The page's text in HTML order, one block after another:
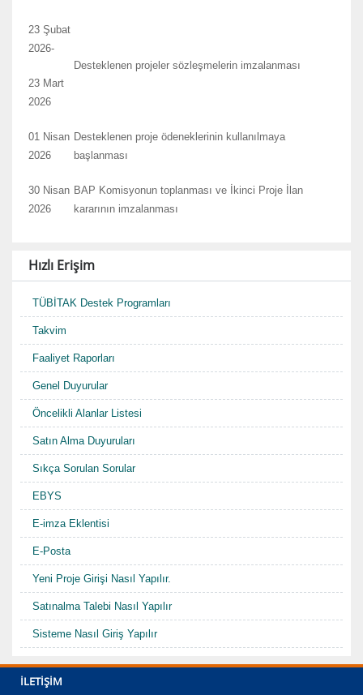
23 Şubat
2026-
23 Mart
2026
Desteklenen projeler sözleşmelerin imzalanması
01 Nisan
2026
Desteklenen proje ödeneklerinin kullanılmaya
başlanması
30 Nisan
2026
BAP Komisyonun toplanması ve İkinci Proje İlan
kararının imzalanması
Hızlı Erişim
TÜBİTAK Destek Programları
Takvim
Faaliyet Raporları
Genel Duyurular
Öncelikli Alanlar Listesi
Satın Alma Duyuruları
Sıkça Sorulan Sorular
EBYS
E-imza Eklentisi
E-Posta
Yeni Proje Girişi Nasıl Yapılır.
Satınalma Talebi Nasıl Yapılır
Sisteme Nasıl Giriş Yapılır
Kurumsal Bilgiler
Görüş Bildir
İLETIŞIM